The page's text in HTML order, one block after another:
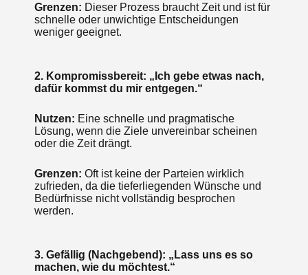
Grenzen: Dieser Prozess braucht Zeit und ist für
schnelle oder unwichtige Entscheidungen
weniger geeignet.
2. Kompromissbereit: „Ich gebe etwas nach,
dafür kommst du mir entgegen.“
Nutzen: Eine schnelle und pragmatische
Lösung, wenn die Ziele unvereinbar scheinen
oder die Zeit drängt.
Grenzen: Oft ist keine der Parteien wirklich
zufrieden, da die tieferliegenden Wünsche und
Bedürfnisse nicht vollständig besprochen
werden.
3. Gefällig (Nachgebend): „Lass uns es so
machen, wie du möchtest.“